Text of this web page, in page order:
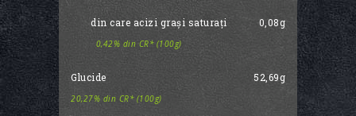
din care acizi grași saturați 0,08g
0,42% din CR* (100g)
Glucide 52,69g
20,27% din CR* (100g)